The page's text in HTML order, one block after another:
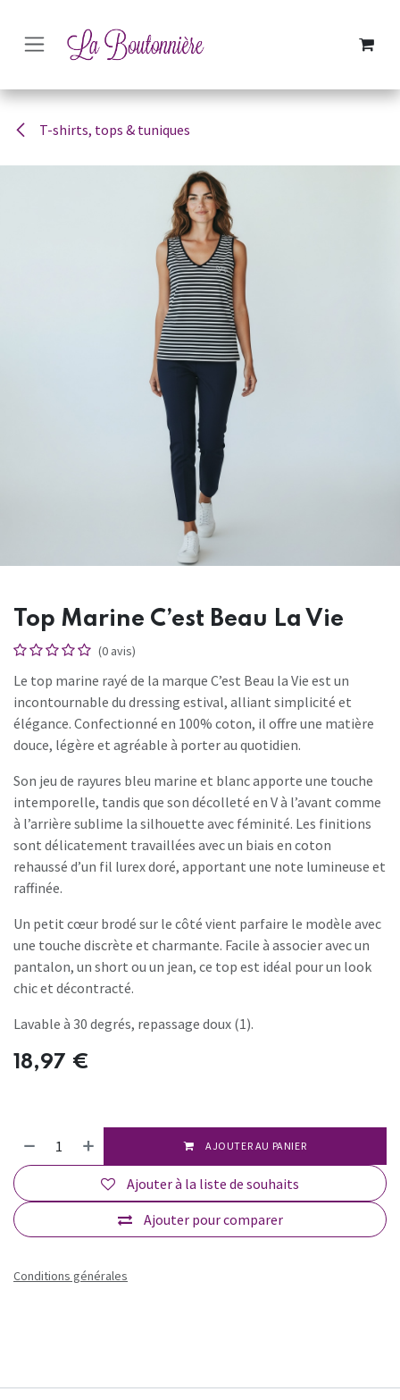
T-shirts, tops & tuniques
Top Marine C’est Beau La Vie
(0 avis)
Le top marine rayé de la marque C’est Beau la Vie est un
incontournable du dressing estival, alliant simplicité et
élégance. Confectionné en 100% coton, il offre une matière
douce, légère et agréable à porter au quotidien.
Son jeu de rayures bleu marine et blanc apporte une touche
intemporelle, tandis que son décolleté en V à l’avant comme
à l’arrière sublime la silhouette avec féminité. Les finitions
sont délicatement travaillées avec un biais en coton
rehaussé d’un fil lurex doré, apportant une note lumineuse et
raffinée.
Un petit cœur brodé sur le côté vient parfaire le modèle avec
une touche discrète et charmante. Facile à associer avec un
pantalon, un short ou un jean, ce top est idéal pour un look
chic et décontracté.
Lavable à 30 degrés, repassage doux (1).
18,97 €
AJOUTER AU PANIER
Ajouter pour comparer
Ajouter à la liste de souhaits
Conditions générales